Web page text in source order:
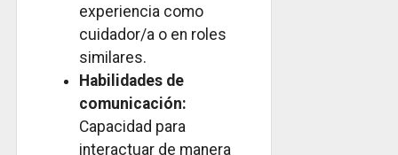
experiencia como
cuidador/a o en roles
similares.
Habilidades de
comunicación:
Capacidad para
interactuar de manera